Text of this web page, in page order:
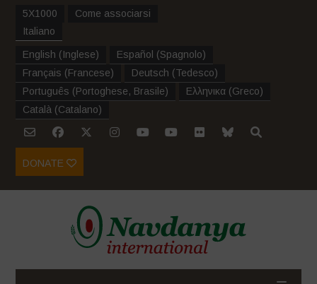
5X1000
Come associarsi
Italiano
English (Inglese) Español (Spagnolo)
Français (Francese) Deutsch (Tedesco)
Português (Portoghese, Brasile) Ελληνικα (Greco)
Català (Catalano)
DONATE